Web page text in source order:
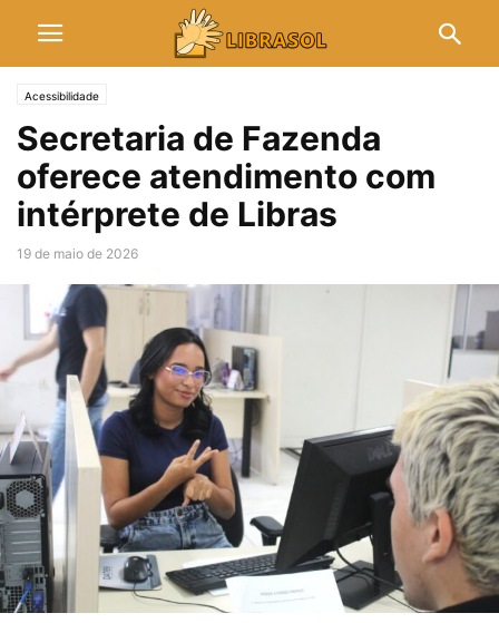
Acessibilidade
Secretaria de Fazenda
oferece atendimento com
intérprete de Libras
19 de maio de 2026